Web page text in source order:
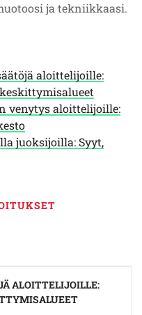
ja tekniikkaasi.
aloittelijoille:
venytys aloittelijoille:
juoksijoilla: Syyt,
ALOITTELIJOILLE: